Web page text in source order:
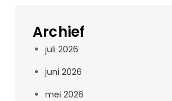
Archief
juli 2026
juni 2026
mei 2026